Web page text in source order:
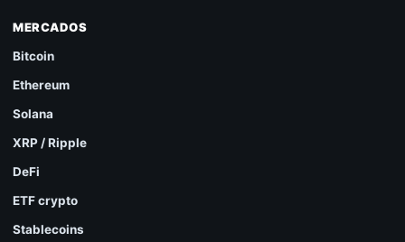
MERCADOS
Bitcoin
Ethereum
Solana
XRP / Ripple
DeFi
ETF crypto
Stablecoins